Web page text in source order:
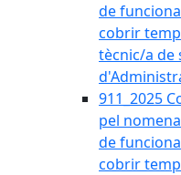
de
cobrir
tècnic/a de
911_2025
pel
de
cobrir